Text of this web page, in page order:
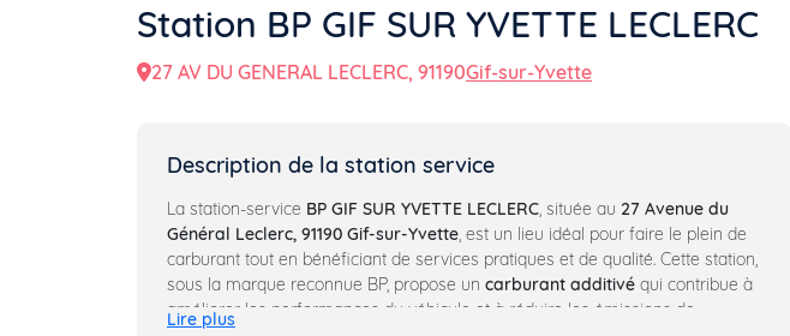
Station BP GIF SUR YVETTE LECLERC
27 AV DU GENERAL LECLERC, 91190Gif-sur-Yvette
Description de la station service
La station-service BP GIF SUR YVETTE LECLERC, située au 27 Avenue du
Général Leclerc, 91190 Gif-sur-Yvette, est un lieu idéal pour faire le plein de
carburant tout en bénéficiant de services pratiques et de qualité. Cette station,
sous la marque reconnue BP, propose un carburant additivé qui contribue à
améliorer les performances du véhicule et à réduire les émissions de
Lire plus